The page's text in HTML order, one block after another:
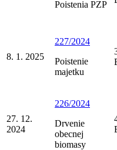
Poistenia PZP
8. 1. 2025
227/2024
Poistenie
majetku
27. 12.
2024
226/2024
Drvenie
obecnej
biomasy